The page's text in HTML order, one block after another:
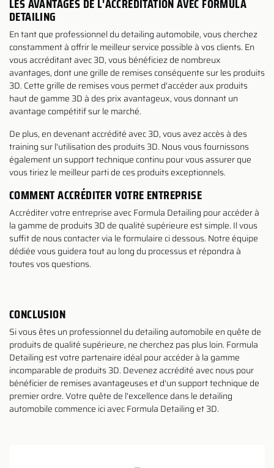
DETAILING
En tant que professionnel du detailing automobile, vous cherchez
constamment à offrir le meilleur service possible à vos clients. En
vous accréditant avec 3D, vous bénéficiez de nombreux
avantages, dont une grille de remises conséquente sur les produits
3D. Cette grille de remises vous permet d'accéder aux produits
haut de gamme 3D à des prix avantageux, vous donnant un
avantage compétitif sur le marché.
De plus, en devenant accrédité avec 3D, vous avez accès à des
training sur l'utilisation des produits 3D. Nous vous fournissons
également un support technique continu pour vous assurer que
vous tiriez le meilleur parti de ces produits exceptionnels.
COMMENT ACCRÉDITER VOTRE ENTREPRISE
Accréditer votre entreprise avec Formula Detailing pour accéder à
la gamme de produits 3D de qualité supérieure est simple. Il vous
suffit de nous contacter via le formulaire ci dessous. Notre équipe
dédiée vous guidera tout au long du processus et répondra à
toutes vos questions.
CONCLUSION
Si vous êtes un professionnel du detailing automobile en quête de
produits de qualité supérieure, ne cherchez pas plus loin. Formula
Detailing est votre partenaire idéal pour accéder à la gamme
incomparable de produits 3D. Devenez accrédité avec nous pour
bénéficier de remises avantageuses et d'un support technique de
premier ordre. Votre quête de l'excellence dans le detailing
automobile commence ici avec Formula Detailing et 3D.